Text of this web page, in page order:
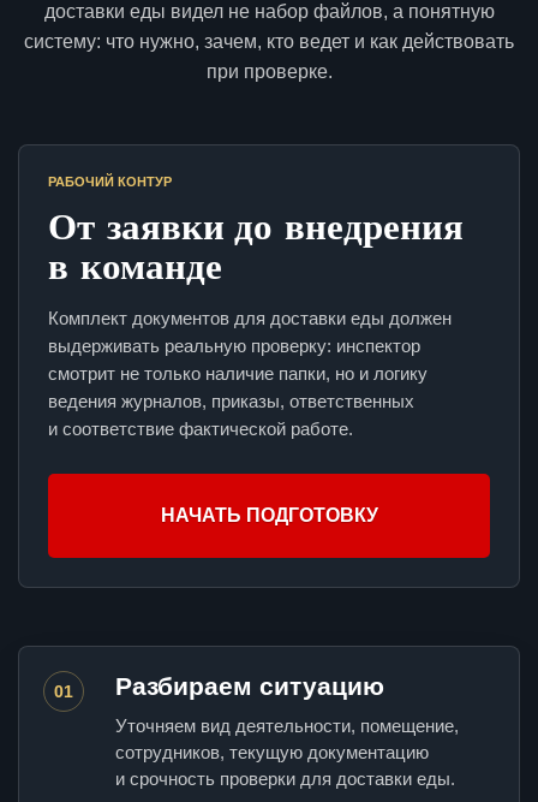
доставки еды видел не набор файлов, а понятную
систему: что нужно, зачем, кто ведет и как действовать
при проверке.
РАБОЧИЙ КОНТУР
От заявки до внедрения
в команде
Комплект документов для доставки еды должен
выдерживать реальную проверку: инспектор
смотрит не только наличие папки, но и логику
ведения журналов, приказы, ответственных
и соответствие фактической работе.
НАЧАТЬ ПОДГОТОВКУ
01 Разбираем ситуацию
Уточняем вид деятельности, помещение,
сотрудников, текущую документацию
и срочность проверки для доставки еды.